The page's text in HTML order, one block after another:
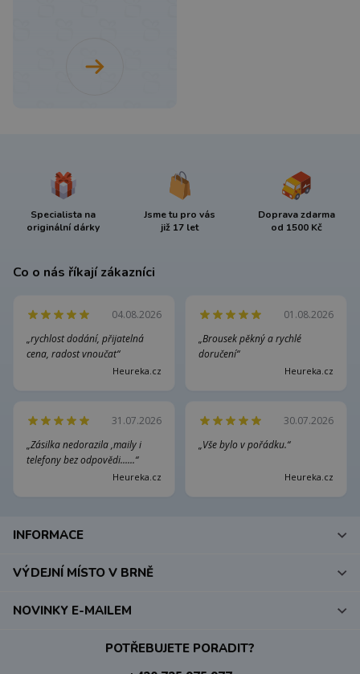
Specialista na
originální dárky
Jsme tu pro vás
již 17 let
Doprava zdarma
od 1500 Kč
Co o nás říkají zákazníci
04.08.2026
„rychlost dodání, přijatelná
cena, radost vnoučat“
Heureka.cz
01.08.2026
„Brousek pěkný a rychlé
doručení“
Heureka.cz
31.07.2026
„Zásilka nedorazila ,maily i
telefony bez odpovědi......“
Heureka.cz
30.07.2026
„Vše bylo v pořádku.“
Heureka.cz
INFORMACE
VÝDEJNÍ MÍSTO V BRNĚ
POTŘEBUJETE PORADIT?
NOVINKY E-MAILEM